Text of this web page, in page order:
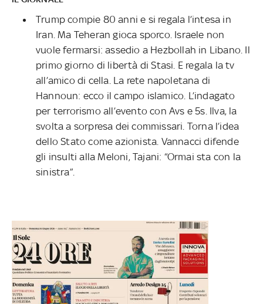
Trump compie 80 anni e si regala l’intesa in
Iran. Ma Teheran gioca sporco. Israele non
vuole fermarsi: assedio a Hezbollah in Libano. Il
primo giorno di libertà di Stasi. E regala la tv
all’amico di cella. La rete napoletana di
Hannoun: ecco il campo islamico. L’indagato
per terrorismo all’evento con Avs e 5s. Ilva, la
svolta a sorpresa dei commissari. Torna l’idea
dello Stato come azionista. Vannacci difende
gli insulti alla Meloni, Tajani: “Ormai sta con la
sinistra”.